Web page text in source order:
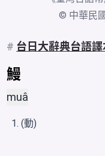
© 中華民
# 台日大辭典台語譯
鰻
muâ
(動)